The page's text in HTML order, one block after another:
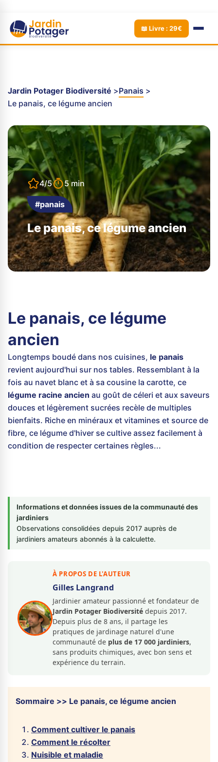
📖 Livre : 29€
Jardin Potager Biodiversité
Panais
Le panais, ce légume ancien
4/5 5 min
#panais
Le panais, ce légume ancien
Le panais, ce légume
ancien
Longtemps boudé dans nos cuisines, le panais
revient aujourd'hui sur nos tables. Ressemblant à la
fois au navet blanc et à sa cousine la carotte, ce
légume racine ancien au goût de céleri et aux saveurs
douces et légèrement sucrées recèle de multiples
bienfaits. Riche en minéraux et vitamines et source de
fibre, ce légume d'hiver se cultive assez facilement à
condition de respecter certaines règles...
Informations et données issues de la communauté des
jardiniers
Observations consolidées depuis 2017 auprès de
jardiniers amateurs abonnés à la calculette.
À PROPOS DE L'AUTEUR
Gilles Langrand
Jardinier amateur passionné et fondateur de
Jardin Potager Biodiversité depuis 2017.
Depuis plus de 8 ans, il partage les
pratiques de jardinage naturel d'une
communauté de plus de 17 000 jardiniers,
sans produits chimiques, avec bon sens et
expérience du terrain.
Sommaire >> Le panais, ce légume ancien
Comment cultiver le panais
Comment le récolter
Nuisible et maladie